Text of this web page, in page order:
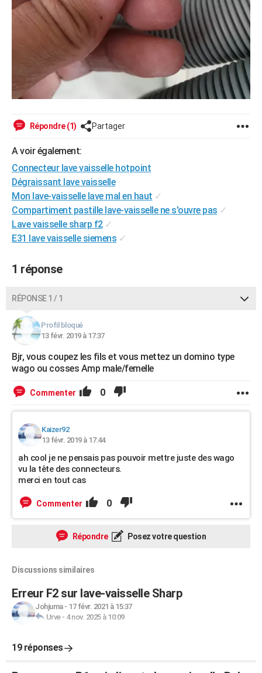
Répondre (1) Partager
A voir également:
Connecteur lave vaisselle hotpoint
Dégraissant lave vaisselle
Mon lave-vaisselle lave mal en haut ✓
Compartiment pastille lave-vaisselle ne s'ouvre pas ✓
Lave vaisselle sharp f2 ✓
E31 lave vaisselle siemens ✓
1 réponse
RÉPONSE 1 / 1
Profil bloqué
13 févr. 2019 à 17:37
Bjr, vous coupez les fils et vous mettez un domino type
wago ou cosses Amp male/femelle
Commenter 0
Kaizer92
13 févr. 2019 à 17:44
ah cool je ne pensais pas pouvoir mettre juste des wago
vu la tête des connecteurs.
merci en tout cas
Commenter 0
Répondre Posez votre question
Discussions similaires
Erreur F2 sur lave-vaisselle Sharp
Johjuma- 17 févr. 2021 à 15:37
Urve- 4 nov. 2025 à 10:09
19 réponses